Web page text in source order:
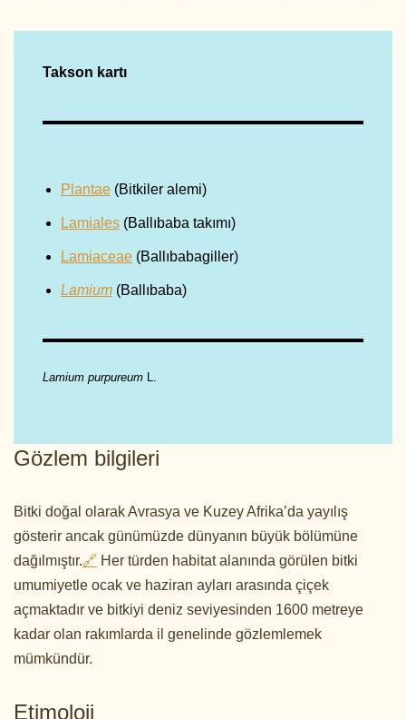
Takson kartı
Plantae (Bitkiler alemi)
Lamiales (Ballıbaba takımı)
Lamiaceae (Ballıbabagiller)
Lamium (Ballıbaba)
Lamium purpureum L.
Gözlem bilgileri
Bitki doğal olarak Avrasya ve Kuzey Afrika’da yayılış
gösterir ancak günümüzde dünyanın büyük bölümüne
dağılmıştır.🔗 Her türden habitat alanında görülen bitki
umumiyetle ocak ve haziran ayları arasında çiçek
açmaktadır ve bitkiyi deniz seviyesinden 1600 metreye
kadar olan rakımlarda il genelinde gözlemlemek
mümkündür.
Etimoloji